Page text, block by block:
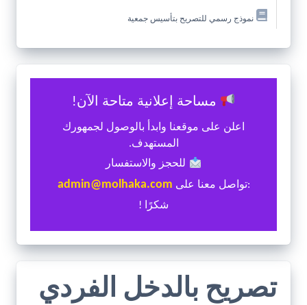
نموذج رسمي للتصريح بتأسيس جمعية
مساحة إعلانية متاحة الآن!
اعلن على موقعنا وابدأ بالوصول لجمهورك
المستهدف.
للحجز والاستفسار
:تواصل معنا على admin@molhaka.com
شكرًا !
تصريح بالدخل الفردي